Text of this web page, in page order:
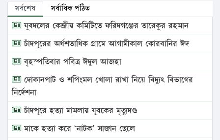
সর্বশেষ সর্বাধিক পঠিত
যুবদলের কেন্দ্রীয় কমিটিতে ফরিদগঞ্জের তারেকুর রহমান
চাঁদপুরের অর্ধশতাধিক গ্রামে আগামীকাল কোরবানির ঈদ
বৃহস্পতিবার পবিত্র ঈদুল আজহা
দোকানপাট ও শপিংমল খোলা রাখা নিয়ে বিদ্যুৎ বিভাগের
নির্দেশনা
চাঁদপুরে হত্যা মামলায় যুবকের মৃত্যুদণ্ড
মাকে হত্যা করে ‘নাটক’ সাজান ছেলে